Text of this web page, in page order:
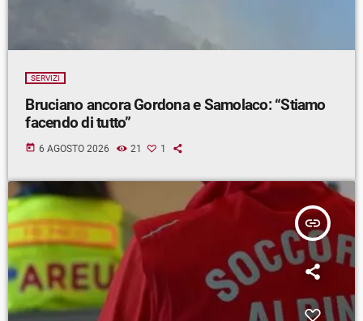
SERVIZI
Bruciano ancora Gordona e Samolaco: “Stiamo
facendo di tutto”
today 6 AGOSTO 2026 21 1
insert_link